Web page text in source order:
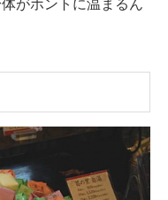
がホントに温まるん